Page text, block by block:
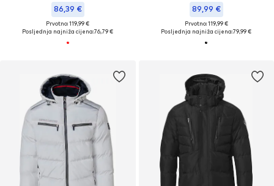
86,39 €
Prvotno: 119,99 €
Posljednja najniža cijena:76,79 €
89,99 €
Prvotno: 119,99 €
Posljednja najniža cijena:79,99 €